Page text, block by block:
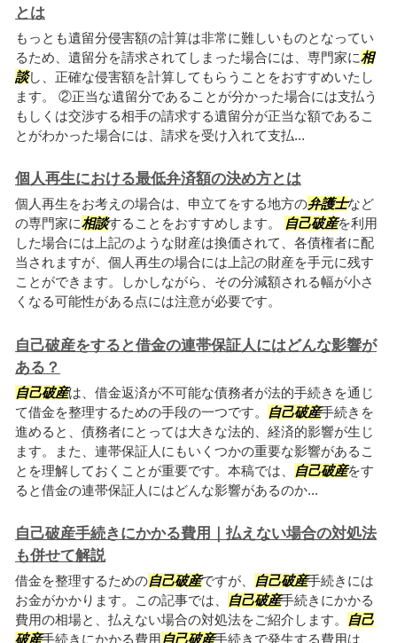
とは
もっとも遺留分侵害額の計算は非常に難しいものとなってい
るため、遺留分を請求されてしまった場合には、専門家に相
談し、正確な侵害額を計算してもらうことをおすすめいたし
ます。 ②正当な遺留分であることが分かった場合には支払う
もしくは交渉する相手の請求する遺留分が正当な額であるこ
とがわかった場合には、請求を受け入れて支払...
個人再生における最低弁済額の決め方とは
個人再生をお考えの場合は、申立てをする地方の弁護士など
の専門家に相談することをおすすめします。 自己破産を利用
した場合には上記のような財産は換価されて、各債権者に配
当されますが、個人再生の場合には上記の財産を手元に残す
ことができます。しかしながら、その分減額される幅が小さ
くなる可能性がある点には注意が必要です。
自己破産をすると借金の連帯保証人にはどんな影響が
ある？
自己破産は、借金返済が不可能な債務者が法的手続きを通じ
て借金を整理するための手段の一つです。
自己破産手続きを
進めると、債務者にとっては大きな法的、経済的影響が生じ
ます。また、連帯保証人にもいくつかの重要な影響があるこ
とを理解しておくことが重要です。本稿では、
自己破産をす
ると借金の連帯保証人にはどんな影響があるのか...
自己破産手続きにかかる費用｜払えない場合の対処法
も併せて解説
借金を整理するための自己破産ですが、 自己破産手続きには
お金がかかります。この記事では、
自己破産手続きにかかる
費用の相場と、払えない場合の対処法をご紹介します。
自己
破産手続きにかかる費用自己破産手続きで発生する費用は、